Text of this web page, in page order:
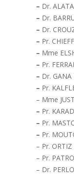
– Dr.
– Dr.
– Dr.
– Pr.
– Mme
– Pr.
– Dr. GANA
– Pr.
– Mme
– Pr.
– Pr.
– Pr.
– Pr.
– Pr.
– Dr.